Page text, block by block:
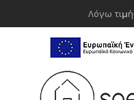
Λόγω